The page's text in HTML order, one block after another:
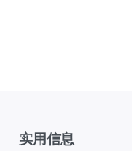
实用信息